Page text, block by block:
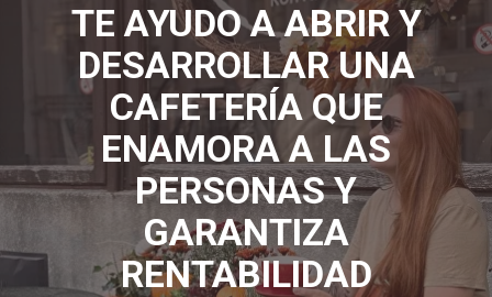
TE AYUDO A ABRIR Y
DESARROLLAR UNA
CAFETERÍA QUE
ENAMORA A LAS
PERSONAS Y
GARANTIZA
RENTABILIDAD